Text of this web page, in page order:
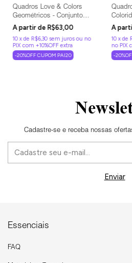
Quadros Love & Colors
Geométricos - Conjunto
com 3
R$63,00
10 xde R$6,30 sem juros
-20%OFF CUPOM PAI20
10 xde
-
Cadastre-se e receba nossas
Essenciais
FAQ